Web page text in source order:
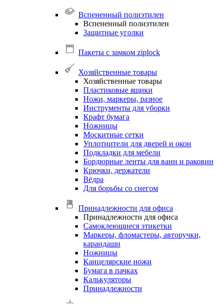
Вспененный полиэтилен
Вспененный полиэтилен
Защитные уголки
Пакеты с замком ziplock
Хозяйственные товары
Хозяйственные товары
Пластиковые ящики
Ножи, маркеры, разное
Инструменты для уборки
Крафт бумага
Ножницы
Москитные сетки
Уплотнители для дверей и окон
Подкладки для мебели
Бордюрные ленты для ванн и раковин
Крючки, держатели
Вёдра
Для борьбы со снегом
Принадлежности для офиса
Принадлежности для офиса
Самоклеющиеся этикетки
Маркеры, фломастеры, авторучки,
карандаши
Ножницы
Канцелярские ножи
Бумага в пачках
Калькуляторы
Принадлежности